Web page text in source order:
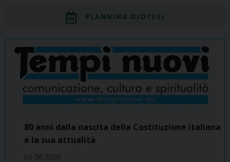
PLANNING DIOCESI
80 anni dalla nascita della Costituzione italiana
e la sua attualità
03 06 2026